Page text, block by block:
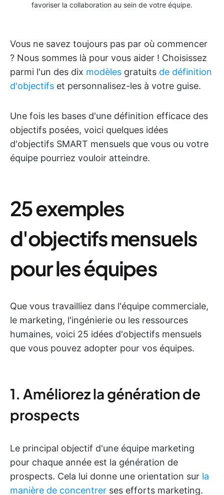
favoriser la collaboration au sein de votre équipe.
Vous ne savez toujours pas par où commencer
? Nous sommes là pour vous aider ! Choisissez
parmi l'un des dix modèles gratuits de définition
d'objectifs et personnalisez-les à votre guise.
Une fois les bases d'une définition efficace des
objectifs posées, voici quelques idées
d'objectifs SMART mensuels que vous ou votre
équipe pourriez vouloir atteindre.
25 exemples
d'objectifs mensuels
pour les équipes
Que vous travailliez dans l'équipe commerciale,
le marketing, l'ingénierie ou les ressources
humaines, voici 25 idées d'objectifs mensuels
que vous pouvez adopter pour vos équipes.
1. Améliorez la génération de
prospects
Le principal objectif d'une équipe marketing
pour chaque année est la génération de
prospects. Cela lui donne une orientation sur la
manière de concentrer ses efforts marketing.